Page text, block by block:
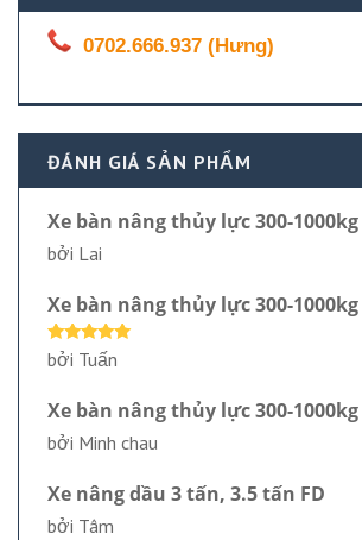
0702.666.937 (Hưng)
ĐÁNH GIÁ SẢN PHẨM
Xe bàn nâng thủy lực 300-1000kg
bởi Lai
Xe bàn nâng thủy lực 300-1000kg
Được xếp
hạng55
bởi Tuấn
Xe bàn nâng thủy lực 300-1000kg
bởi Minh chau
Xe nâng dầu 3 tấn, 3.5 tấn FD
bởi Tâm